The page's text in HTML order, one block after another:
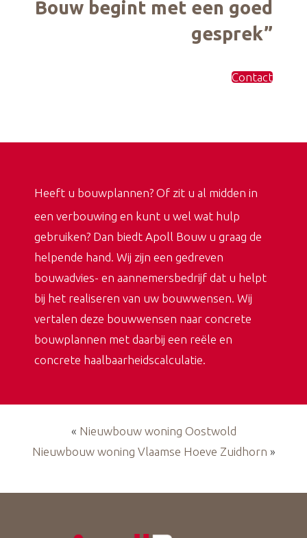
Bouw begint met een goed
gesprek”
Contact
Heeft u bouwplannen? Of zit u al midden in
een verbouwing en kunt u wel wat hulp
gebruiken? Dan biedt Apoll Bouw u graag de
helpende hand. Wij zijn een gedreven
bouwadvies- en aannemersbedrijf dat u helpt
bij het realiseren van uw bouwwensen. Wij
vertalen deze bouwwensen naar concrete
bouwplannen met daarbij een reële en
concrete haalbaarheidscalculatie.
« Nieuwbouw woning Oostwold
Nieuwbouw woning Vlaamse Hoeve Zuidhorn »